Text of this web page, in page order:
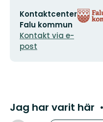
E-
postadress
Kontaktcenter
Falu kommun
Kontakt via e-
post
Jag har varit här